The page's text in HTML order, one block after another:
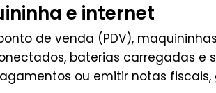
e internet
de venda (PDV),
baterias carregadas e
ou emitir notas